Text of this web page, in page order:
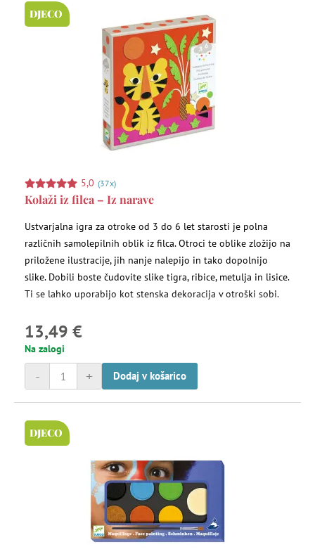
DJECO
5,0 (37x)
Kolaži iz filca – Iz narave
Ustvarjalna igra za otroke od 3 do 6 let starosti je polna
različnih samolepilnih oblik iz filca. Otroci te oblike zložijo na
priložene ilustracije, jih nanje nalepijo in tako dopolnijo
slike. Dobili boste čudovite slike tigra, ribice, metulja in lisice.
Ti se lahko uporabijo kot stenska dekoracija v otroški sobi.
13,49 €
Na zalogi
+
- Dodaj v košarico
DJECO